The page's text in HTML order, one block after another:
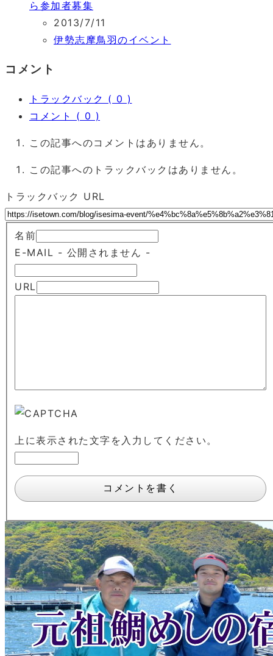
ら参加者募集
2013/7/11
伊勢志摩鳥羽のイベント
コメント
トラックバック ( 0 )
コメント ( 0 )
この記事へのコメントはありません。
この記事へのトラックバックはありません。
トラックバック URL
名前
E-MAIL - 公開されません -
URL
上に表示された文字を入力してください。